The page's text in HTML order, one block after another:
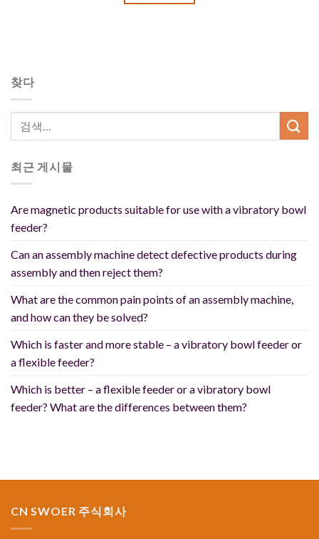
찾다
최근 게시물
Are magnetic products suitable for use with a vibratory bowl
feeder?
Can an assembly machine detect defective products during
assembly and then reject them?
What are the common pain points of an assembly machine,
and how can they be solved?
Which is faster and more stable – a vibratory bowl feeder or
a flexible feeder?
Which is better – a flexible feeder or a vibratory bowl
feeder? What are the differences between them?
CN SWOER 주식회사